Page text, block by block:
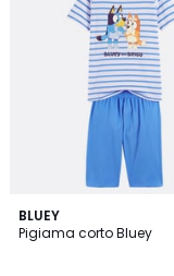
BLUEY
Pigiama corto Bluey
4
/